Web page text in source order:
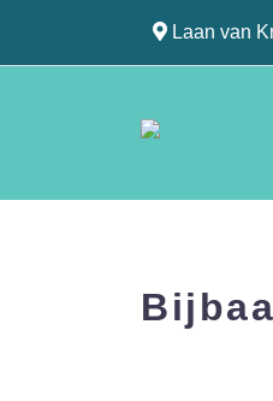
Laan van